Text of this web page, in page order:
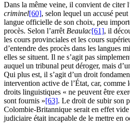
Dans la même veine, il convient de citer
criminel[60], selon lequel un accusé
langue officielle de son choix, peu
procès. Selon l’arrêt Beaulac[61], il
les cours provinciales et les cours
d’entendre des procès dans les langues
elles se situent. Il ne s’agit pas
auquel un tribunal peut déroger, mais
Qui plus est, il s’agit d’un droit
intervention active de l’État, car, comme
droits linguistiques « ne peuvent être
sont fournis »[63]. Le droit de subir son
Colombie-Britannique serait en effet vide
judiciaire était incapable de le mettre en